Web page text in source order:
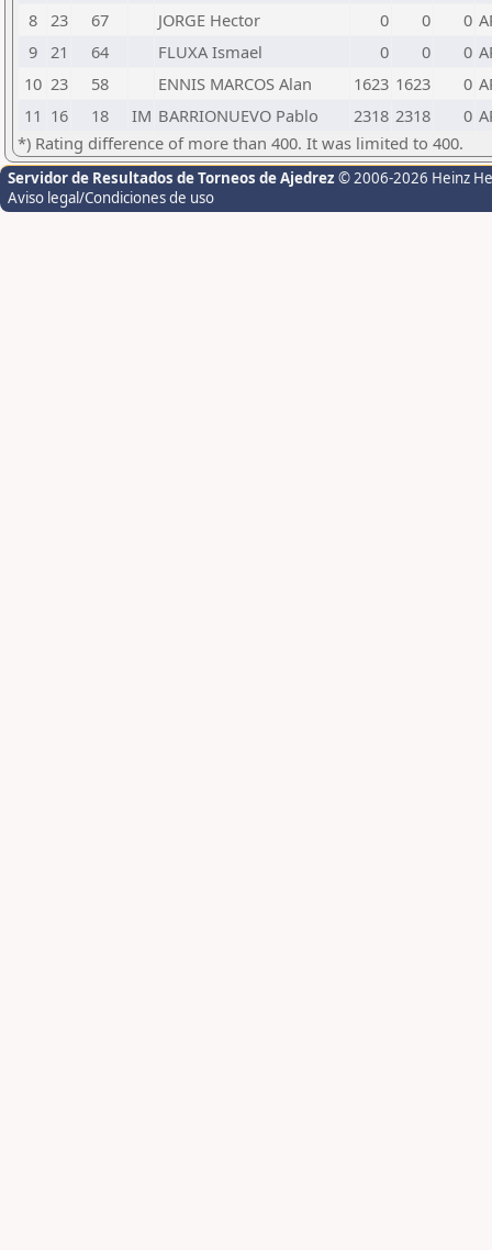
8 23 67 JORGE Hector 0 0 0
9 21 64 FLUXA Ismael 0 0 0
10 23 58 ENNIS MARCOS Alan 1623 1623 0
11 16 18 IM BARRIONUEVO Pablo 2318 2318 0
*) Rating difference of more than 400. It was limited to 400.
Servidor de Resultados de Torneos de Ajedrez © 2006-2026 Heinz
Aviso legal/Condiciones de uso